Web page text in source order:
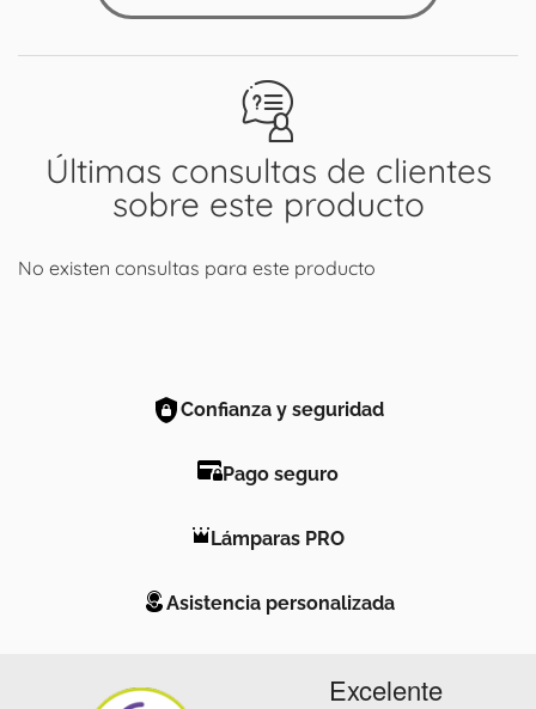
Últimas consultas de clientes
sobre este producto
No existen consultas para este producto
Confianza y seguridad
Pago seguro
Lámparas PRO
Asistencia personalizada
Excelente